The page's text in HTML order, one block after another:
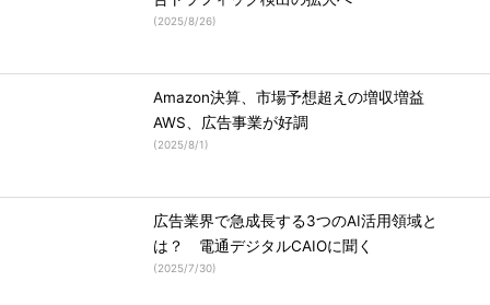
(2025/8/26)
Amazon決算、市場予想超えの増収増益
AWS、広告事業が好調
(2025/8/1)
広告業界で急成長する3つのAI活用領域と
は？ 電通デジタルCAIOに聞く
(2025/7/30)